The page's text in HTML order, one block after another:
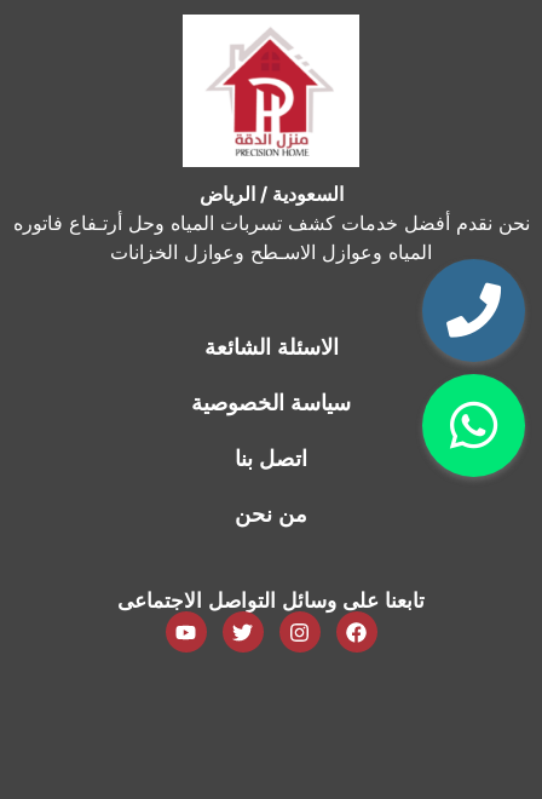
السعودية / الرياض
نحن نقدم أفضل خدمات كشف تسربات المياه وحل أرتـفاع فاتوره
المياه وعوازل الاسـطح وعوازل الخزانات
الاسئلة الشائعة
سياسة الخصوصية
اتصل بنا
من نحن
تابعنا على وسائل التواصل الاجتماعى